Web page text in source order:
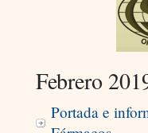
Febrero
Portada e